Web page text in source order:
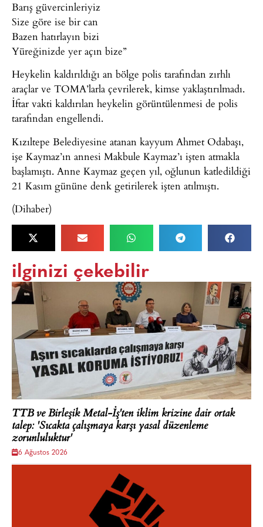
Barış güvercinleriyiz
Size göre ise bir can
Bazen hatırlayın bizi
Yüreğinizde yer açın bize”
Heykelin kaldırıldığı an bölge polis tarafından zırhlı
araçlar ve TOMA’larla çevrilerek, kimse yaklaştırılmadı.
İftar vakti kaldırılan heykelin görüntülenmesi de polis
tarafından engellendi.
Kızıltepe Belediyesine atanan kayyum Ahmet Odabaşı,
işe Kaymaz’ın annesi Makbule Kaymaz’ı işten atmakla
başlamıştı. Anne Kaymaz geçen yıl, oğlunun katledildiği
21 Kasım gününe denk getirilerek işten atılmıştı.
(Dihaber)
ilginizi çekebilir
TTB ve Birleşik Metal-İş'ten iklim krizine dair ortak
talep: 'Sıcakta çalışmaya karşı yasal düzenleme
zorunluluktur'
6 Ağustos 2026